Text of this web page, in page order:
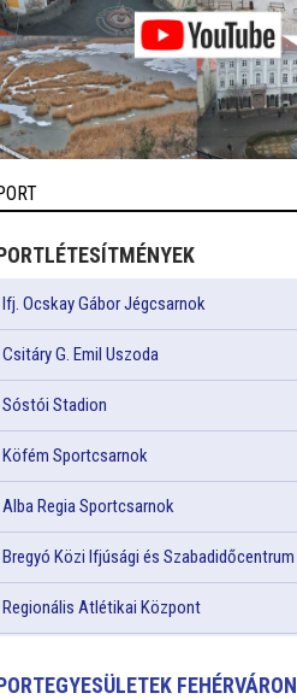
Ifj. Ocskay Gábor Jégcsarnok
Csitáry G. Emil Uszoda
Sóstói Stadion
Köfém Sportcsarnok
Alba Regia Sportcsarnok
Bregyó Közi Ifjúsági és Szabadidőcentrum
Regionális Atlétikai Központ
FEHÉRVÁRON